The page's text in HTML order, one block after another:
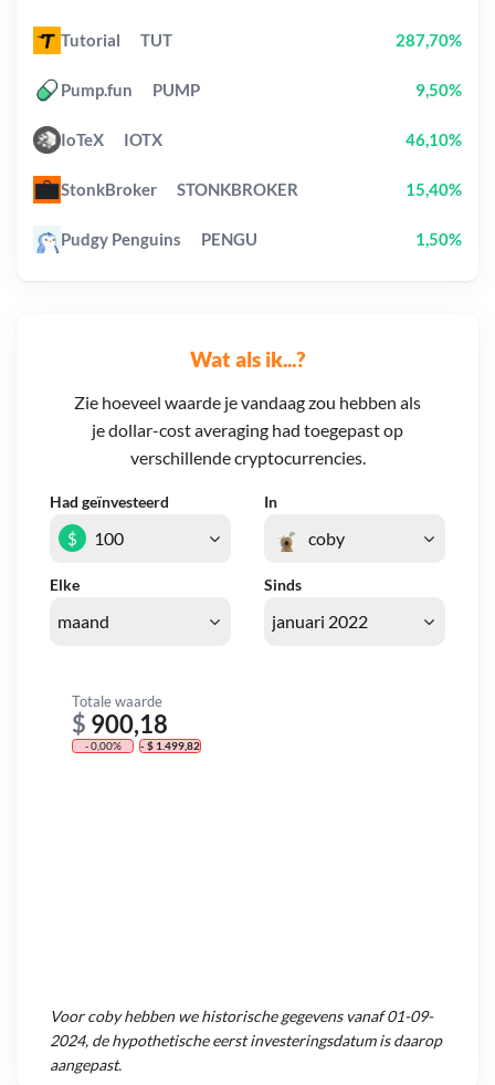
Wat als ik...?
Zie hoeveel waarde je vandaag zou hebben als
je dollar-cost averaging had toegepast op
verschillende cryptocurrencies.
Had geïnvesteerd In
Elke Sinds
$
Totale waarde
$ 900,18
- 0,00% - $ 1.499,82
Voorcobyhebben we historische gegevens vanaf01-09-
2024, de hypothetische eerst investeringsdatum is daarop
aangepast.
Tutorial TUT 287,70%
Pump.fun PUMP 9,50%
IoTeX IOTX 46,10%
StonkBroker STONKBROKER 15,40%
Pudgy Penguins PENGU 1,50%